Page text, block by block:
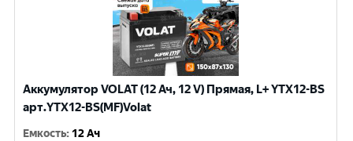
Аккумулятор VOLAT (12 Ач, 12 V) Прямая, L+ YTX12-BS
арт.YTX12-BS(MF)Volat
Емкость: 12 Ач